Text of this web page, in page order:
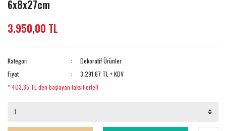
6x8x27cm
3.950,00 TL
Kategori
Dekoratif Ürünler
Fiyat
3.291,67 TL + KDV
* 403,85 TL den başlayan taksitlerle!!